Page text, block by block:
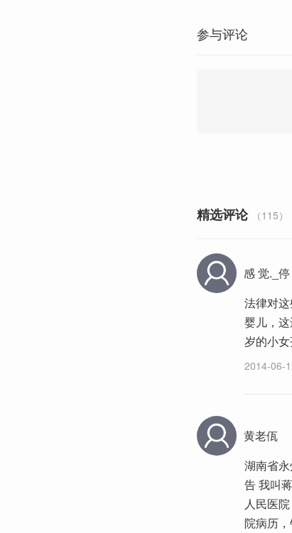
参与评论
精选评论 （115）
感 觉._停
法律对
婴儿，
岁的小女
2014-06-
黄老佤
湖南省
告 我叫
人民医
院病历